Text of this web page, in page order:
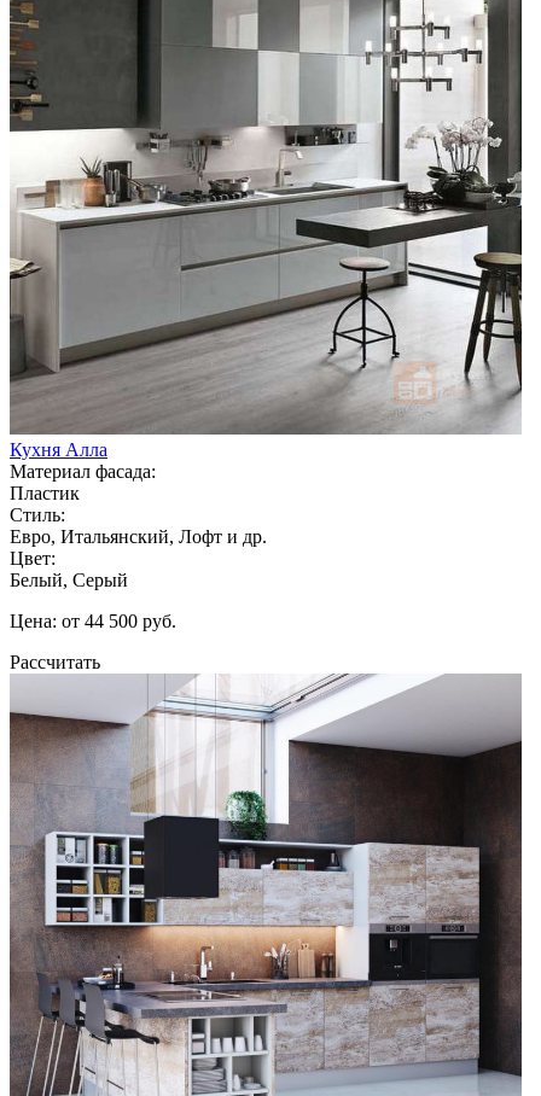
Кухня Алла
Материал фасада:
Пластик
Стиль:
Евро, Итальянский, Лофт и др.
Цвет:
Белый, Серый
Цена: от 44 500 руб.
Рассчитать